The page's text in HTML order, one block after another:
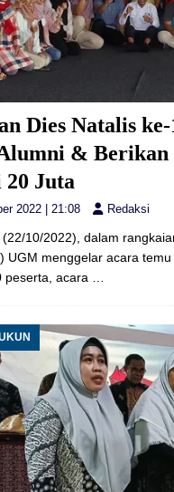
Dies Natalis
& Berikan
20 Juta
2022 | 21:08 Redaksi
(22/10/2022), dalam
UGM menggelar acara
peserta, acara …